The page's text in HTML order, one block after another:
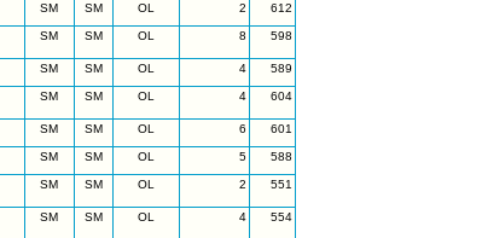
SM SM OL 2 612
SM SM OL 8 598
SM SM OL 4 589
SM SM OL 4 604
SM SM OL 6 601
SM SM OL 5 588
SM SM OL 2 551
SM SM OL 4 554